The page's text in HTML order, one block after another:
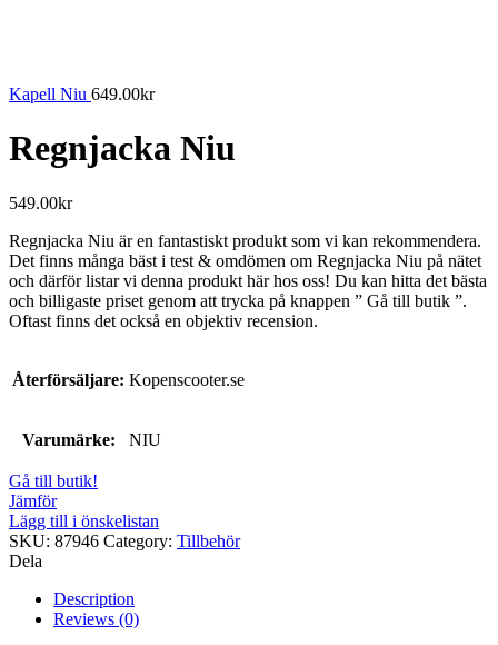
Kapell Niu 649.00kr
Regnjacka Niu
549.00kr
Regnjacka Niu är en fantastiskt produkt som vi kan rekommendera.
Det finns många bäst i test & omdömen om Regnjacka Niu på nätet
och därför listar vi denna produkt här hos oss! Du kan hitta det bästa
och billigaste priset genom att trycka på knappen ” Gå till butik ”.
Oftast finns det också en objektiv recension.
Återförsäljare: Kopenscooter.se
Varumärke: NIU
Gå till butik!
Jämför
Lägg till i önskelistan
SKU: 87946 Category: Tillbehör
Dela
Description
Reviews (0)